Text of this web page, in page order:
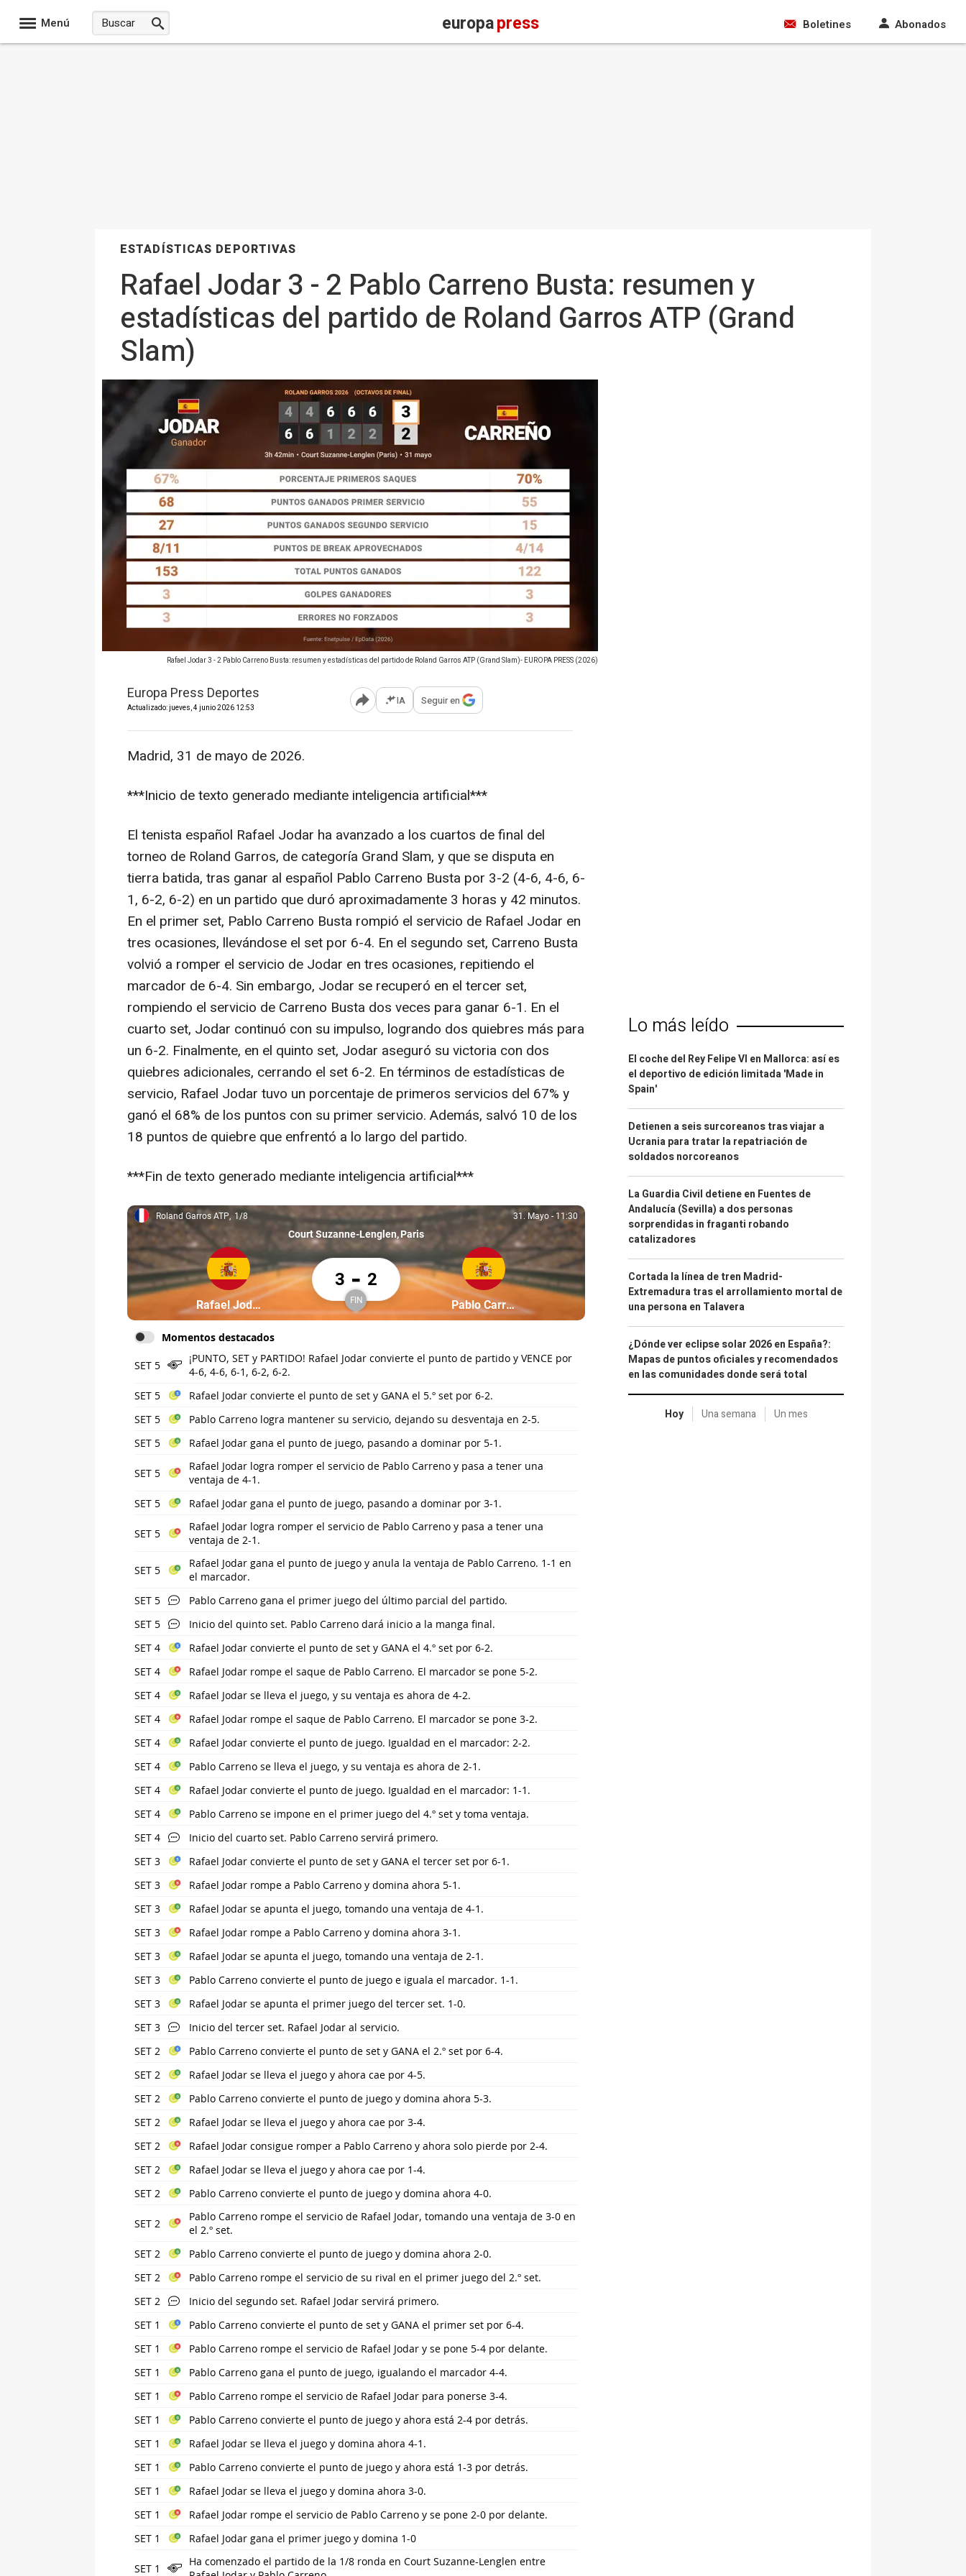
Menú europapress Boletines Abonados
ESTADÍSTICAS DEPORTIVAS
Rafael Jodar 3 - 2 Pablo Carreno Busta: resumen y
estadísticas del partido de Roland Garros ATP (Grand
Slam)
Rafael Jodar 3 - 2 Pablo Carreno Busta: resumen y estadísticas del partido de Roland Garros ATP (Grand Slam)- EUROPA PRESS (2026)
Europa Press Deportes
Actualizado: jueves, 4 junio 2026 12:53 Abrir opciones para compartir
IA Seguir en
Madrid, 31 de mayo de 2026.
***Inicio de texto generado mediante inteligencia artificial***
El tenista español Rafael Jodar ha avanzado a los cuartos de final del
torneo de Roland Garros, de categoría Grand Slam, y que se disputa en
tierra batida, tras ganar al español Pablo Carreno Busta por 3-2 (4-6, 4-6, 6-
1, 6-2, 6-2) en un partido que duró aproximadamente 3 horas y 42 minutos.
En el primer set, Pablo Carreno Busta rompió el servicio de Rafael Jodar en
tres ocasiones, llevándose el set por 6-4. En el segundo set, Carreno Busta
volvió a romper el servicio de Jodar en tres ocasiones, repitiendo el
marcador de 6-4. Sin embargo, Jodar se recuperó en el tercer set,
rompiendo el servicio de Carreno Busta dos veces para ganar 6-1. En el
cuarto set, Jodar continuó con su impulso, logrando dos quiebres más para
un 6-2. Finalmente, en el quinto set, Jodar aseguró su victoria con dos
quiebres adicionales, cerrando el set 6-2. En términos de estadísticas de
servicio, Rafael Jodar tuvo un porcentaje de primeros servicios del 67% y
ganó el 68% de los puntos con su primer servicio. Además, salvó 10 de los
18 puntos de quiebre que enfrentó a lo largo del partido.
***Fin de texto generado mediante inteligencia artificial***
Roland Garros ATP, 1/8
Roland Garros ATP 1/8 31. Mayo, 11:30
31. Mayo -11:30
Court Suzanne-Lenglen Paris
Partícipe: Rafael Jodar
Rafael Jodar
Rafael Jodar 3 Pablo Carreno 2
3 - 2
Finalizado
FIN Partícipe: Pablo Carreno
Pablo Carreno
Momentos destacados
SET 5
¡PUNTO, SET y PARTIDO! Rafael Jodar convierte el punto de partido y VENCE por
4-6, 4-6, 6-1, 6-2, 6-2.
SET 5
Rafael Jodar convierte el punto de set y GANA el 5.º set por 6-2.
SET 5
Pablo Carreno logra mantener su servicio, dejando su desventaja en 2-5.
SET 5
Rafael Jodar gana el punto de juego, pasando a dominar por 5-1.
SET 5
Rafael Jodar logra romper el servicio de Pablo Carreno y pasa a tener una
ventaja de 4-1.
SET 5
Rafael Jodar gana el punto de juego, pasando a dominar por 3-1.
SET 5
Rafael Jodar logra romper el servicio de Pablo Carreno y pasa a tener una
ventaja de 2-1.
SET 5
Rafael Jodar gana el punto de juego y anula la ventaja de Pablo Carreno. 1-1 en
el marcador.
SET 5
Pablo Carreno gana el primer juego del último parcial del partido.
SET 5
Inicio del quinto set. Pablo Carreno dará inicio a la manga final.
SET 4
Rafael Jodar convierte el punto de set y GANA el 4.º set por 6-2.
SET 4
Rafael Jodar rompe el saque de Pablo Carreno. El marcador se pone 5-2.
SET 4
Rafael Jodar se lleva el juego, y su ventaja es ahora de 4-2.
SET 4
Rafael Jodar rompe el saque de Pablo Carreno. El marcador se pone 3-2.
SET 4
Rafael Jodar convierte el punto de juego. Igualdad en el marcador: 2-2.
SET 4
Pablo Carreno se lleva el juego, y su ventaja es ahora de 2-1.
SET 4
Rafael Jodar convierte el punto de juego. Igualdad en el marcador: 1-1.
SET 4
Pablo Carreno se impone en el primer juego del 4.º set y toma ventaja.
SET 4
Inicio del cuarto set. Pablo Carreno servirá primero.
SET 3
Rafael Jodar convierte el punto de set y GANA el tercer set por 6-1.
SET 3
Rafael Jodar rompe a Pablo Carreno y domina ahora 5-1.
SET 3
Rafael Jodar se apunta el juego, tomando una ventaja de 4-1.
SET 3
Rafael Jodar rompe a Pablo Carreno y domina ahora 3-1.
SET 3
Rafael Jodar se apunta el juego, tomando una ventaja de 2-1.
SET 3
Pablo Carreno convierte el punto de juego e iguala el marcador. 1-1.
SET 3
Rafael Jodar se apunta el primer juego del tercer set. 1-0.
SET 3
Inicio del tercer set. Rafael Jodar al servicio.
SET 2
Pablo Carreno convierte el punto de set y GANA el 2.º set por 6-4.
SET 2
Rafael Jodar se lleva el juego y ahora cae por 4-5.
SET 2
Pablo Carreno convierte el punto de juego y domina ahora 5-3.
SET 2
Rafael Jodar se lleva el juego y ahora cae por 3-4.
SET 2
Rafael Jodar consigue romper a Pablo Carreno y ahora solo pierde por 2-4.
SET 2
Rafael Jodar se lleva el juego y ahora cae por 1-4.
SET 2
Pablo Carreno convierte el punto de juego y domina ahora 4-0.
SET 2
Pablo Carreno rompe el servicio de Rafael Jodar, tomando una ventaja de 3-0 en
el 2.º set.
SET 2
Pablo Carreno convierte el punto de juego y domina ahora 2-0.
SET 2
Pablo Carreno rompe el servicio de su rival en el primer juego del 2.º set.
SET 2
Inicio del segundo set. Rafael Jodar servirá primero.
SET 1
Pablo Carreno convierte el punto de set y GANA el primer set por 6-4.
SET 1
Pablo Carreno rompe el servicio de Rafael Jodar y se pone 5-4 por delante.
SET 1
Pablo Carreno gana el punto de juego, igualando el marcador 4-4.
SET 1
Pablo Carreno rompe el servicio de Rafael Jodar para ponerse 3-4.
SET 1
Pablo Carreno convierte el punto de juego y ahora está 2-4 por detrás.
SET 1
Rafael Jodar se lleva el juego y domina ahora 4-1.
SET 1
Pablo Carreno convierte el punto de juego y ahora está 1-3 por detrás.
SET 1
Rafael Jodar se lleva el juego y domina ahora 3-0.
SET 1
Rafael Jodar rompe el servicio de Pablo Carreno y se pone 2-0 por delante.
SET 1
Rafael Jodar gana el primer juego y domina 1-0
SET 1
Ha comenzado el partido de la 1/8 ronda en Court Suzanne-Lenglen entre
Lo más leído
El coche del Rey Felipe VI en Mallorca: así es
el deportivo de edición limitada 'Made in
Spain'
Detienen a seis surcoreanos tras viajar a
Ucrania para tratar la repatriación de
soldados norcoreanos
La Guardia Civil detiene en Fuentes de
Andalucía (Sevilla) a dos personas
sorprendidas in fraganti robando
catalizadores
Cortada la línea de tren Madrid-
Extremadura tras el arrollamiento mortal de
una persona en Talavera
¿Dónde ver eclipse solar 2026 en España?:
Mapas de puntos oficiales y recomendados
en las comunidades donde será total
Hoy Una semana Un mes